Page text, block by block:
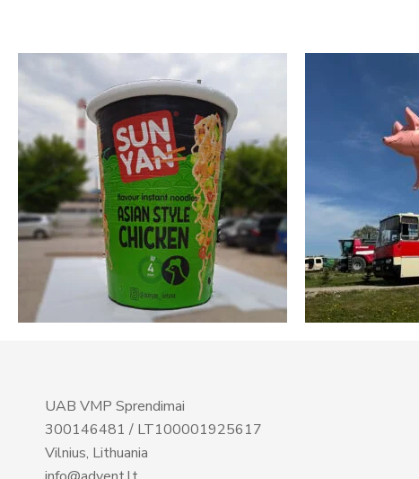
UAB VMP Sprendimai
300146481 / LT100001925617
Vilnius, Lithuania